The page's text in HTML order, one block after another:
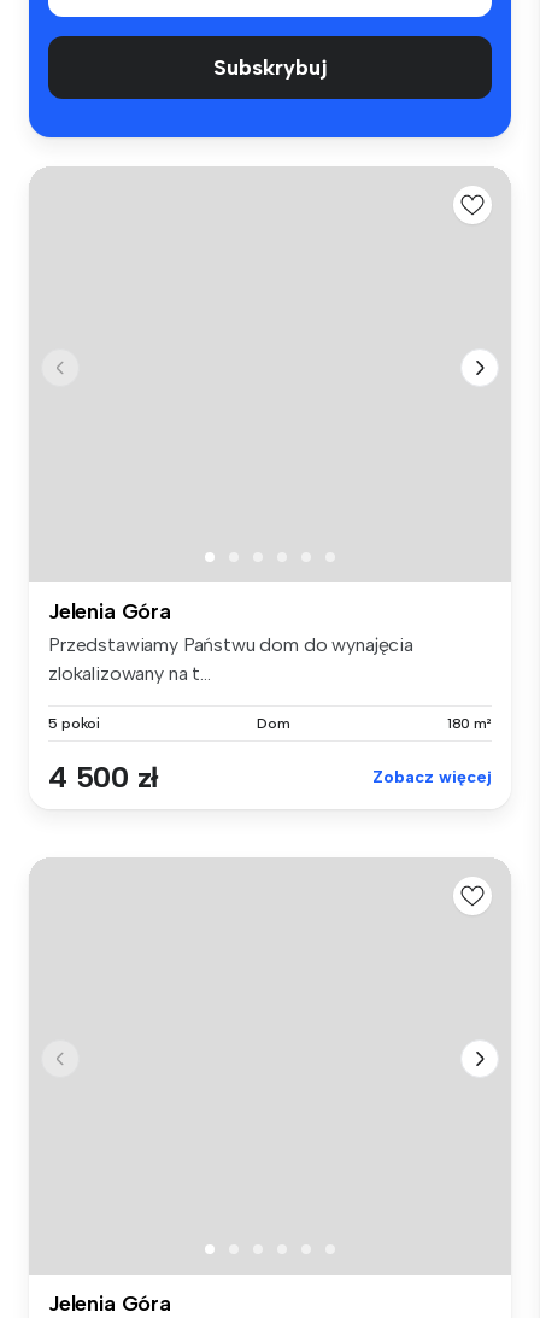
Subskrybuj
Jelenia Góra
Przedstawiamy Państwu dom do wynajęcia
zlokalizowany na t...
5 pokoi Dom 180 m²
4 500 zł Zobacz więcej
Jelenia Góra